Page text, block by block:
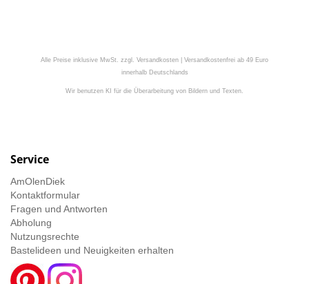
Alle Preise inklusive MwSt. zzgl. Versandkosten | Versandkostenfrei ab 49 Euro
innerhalb Deutschlands
Wir benutzen KI für die Überarbeitung von Bildern und Texten.
Service
AmOlenDiek
Kontaktformular
Fragen und Antworten
Abholung
Nutzungsrechte
Bastelideen und Neuigkeiten erhalten